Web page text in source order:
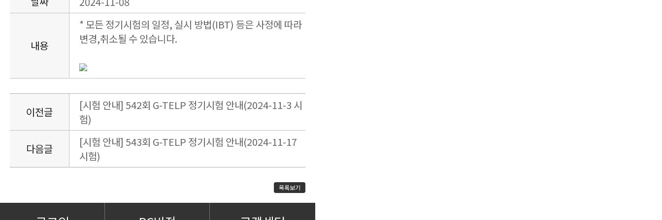
내용
* 모든 정기시험의 일정, 실시 방법(IBT) 등은 사정에 따라
변경,취소될 수 있습니다.
이전글
[시험 안내] 542회 G-TELP 정기시험 안내(2024-11-3 시
험)
다음글
[시험 안내] 543회 G-TELP 정기시험 안내(2024-11-17
시험)
목록보기